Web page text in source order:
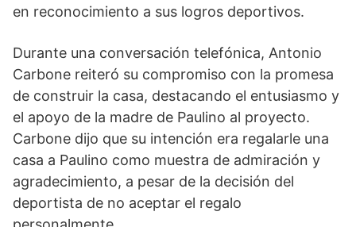
en reconocimiento a sus logros deportivos.
Durante una conversación telefónica, Antonio
Carbone reiteró su compromiso con la promesa
de construir la casa, destacando el entusiasmo y
el apoyo de la madre de Paulino al proyecto.
Carbone dijo que su intención era regalarle una
casa a Paulino como muestra de admiración y
agradecimiento, a pesar de la decisión del
deportista de no aceptar el regalo